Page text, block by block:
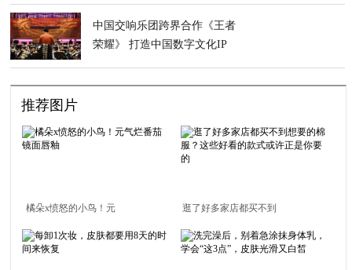
中国交响乐团跨界合作《王者
荣耀》 打造中国数字文化IP
推荐图片
橘朵x愤怒的小鸟！元
气烂番茄镜面唇釉
逛了好多家店都买不到
想要的棉服？这些好看
的款式或许正是你要的